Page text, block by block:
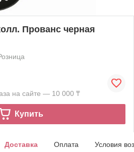
Прованс черная
на сайте — 10 000 ₸
Купить
Доставка Оплата Условия